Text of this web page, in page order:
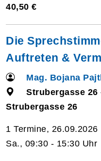
40,50 €
Die
Auftreten &
Mag. Bojana
Strubergasse 26
Strubergasse 26
1 Termine, 26.09.2026
Sa., 09:30 - 15:30 Uhr